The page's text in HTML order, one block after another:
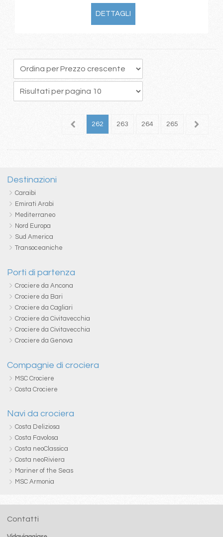
DETTAGLI
261 262 263 264 265 266
Destinazioni
Caraibi
Emirati Arabi
Mediterraneo
Nord Europa
Sud America
Transoceaniche
Porti di partenza
Crociere da Ancona
Crociere da Bari
Crociere da Cagliari
Crociere da Civitavecchia
Crociere da Civitavecchia
Crociere da Genova
Compagnie di crociera
MSC Crociere
Costa Crociere
Navi da crociera
Costa Deliziosa
Costa Favolosa
Costa neoClassica
Costa neoRiviera
Mariner of the Seas
MSC Armonia
Contatti